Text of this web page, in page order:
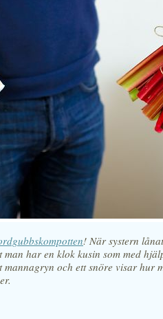
! När systern
har en klok kusin som med
mannagryn och ett snöre visar hur